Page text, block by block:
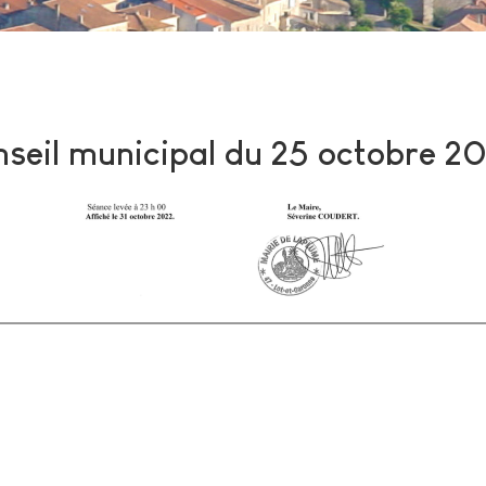
municipal du 25 octobre